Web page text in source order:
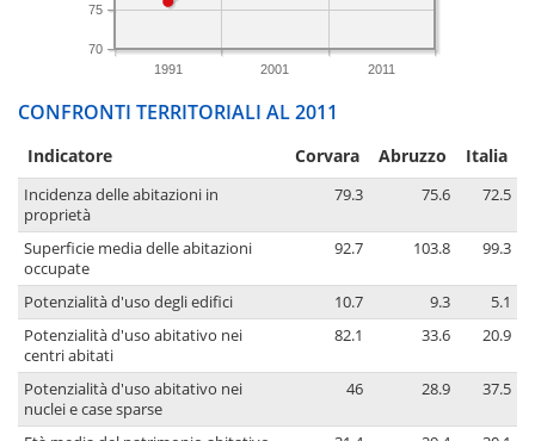
1991 2001 2011
70
75
CONFRONTI TERRITORIALI AL 2011
Indicatore Corvara Abruzzo Italia
Incidenza delle abitazioni in
proprietà
79.3 75.6 72.5
Superficie media delle abitazioni
occupate
92.7 103.8 99.3
Potenzialità d'uso degli edifici 10.7 9.3
5.1
Potenzialità d'uso abitativo nei
centri abitati
82.1 33.6 20.9
Potenzialità d'uso abitativo nei
nuclei e case sparse
46 28.9 37.5